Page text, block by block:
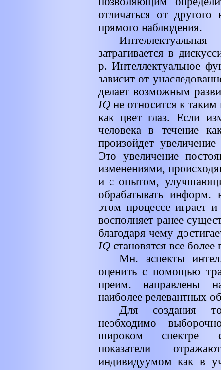
отличаться от
прямого наблюдения.
затрагивается в
р. Интеллектуальное
зависит от
делает возможным
IQ не относится к
как цвет глаз. Если
человека в течение
произойдет
Это увеличение
изменениями,
и с опытом,
обрабатывать
этом процессе играет
восполняет ранее
благодаря чему
IQ становятся все
Мн. аспекты
оценить с помощью
преим. направлены
наиболее релевантных
Для создания
необходимо
широком спектре
показатели
индивидуумом как в